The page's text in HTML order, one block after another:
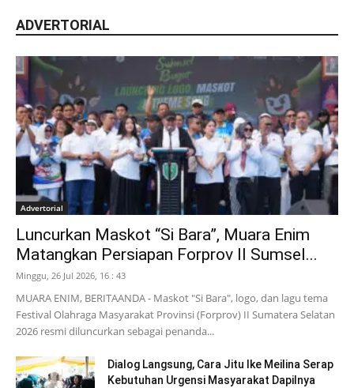
ADVERTORIAL
Advertorial
Luncurkan Maskot “Si Bara”, Muara Enim
Matangkan Persiapan Forprov II Sumsel...
Minggu, 26 Jul 2026, 16 : 43
MUARA ENIM, BERITAANDA - Maskot "Si Bara", logo, dan lagu tema
Festival Olahraga Masyarakat Provinsi (Forprov) II Sumatera Selatan
2026 resmi diluncurkan sebagai penanda...
Dialog Langsung, Cara Jitu Ike Meilina Serap
Kebutuhan Urgensi Masyarakat Dapilnya